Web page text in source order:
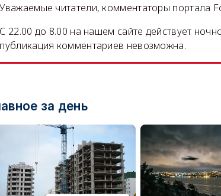
Уважаемые читатели, комментаторы портала
C 22.00 до 8.00 на нашем сайте действует
публикация комментариев невозможна.
за день